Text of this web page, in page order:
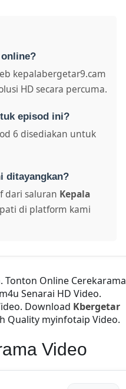
kepalabergetar9.cam
HD secara percuma.
episod ini?
6 disediakan untuk
ditayangkan?
dari saluran Kepala
di platform kami
Tonton Online Cerekarama
Senarai HD Video.
Download Kbergetar
Quality myinfotaip Video.
Video